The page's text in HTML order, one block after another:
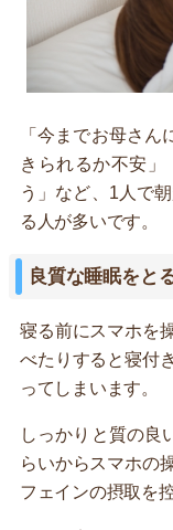
「今までお母さ
きられるか不安」
う」など、1人で
る人が多いです。
良質な睡眠をと
寝る前にスマホを
べたりすると寝付
ってしまいます。
しっかりと質の良
らいからスマホの
フェインの摂取を